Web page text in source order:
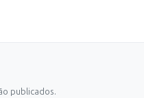
publicados.